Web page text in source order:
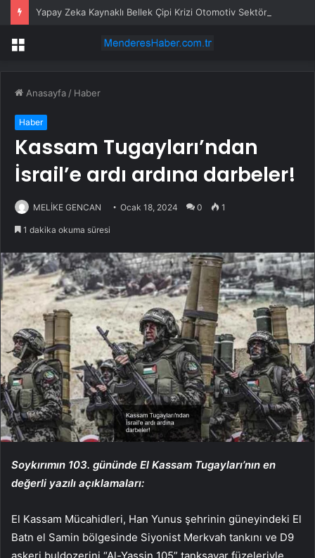
Menü
Anasayfa / Haber
Haber
Kassam Tugayları’ndan
İsrail’e ardı ardına darbeler!
MELİKE GENCAN Ocak 18, 2024 0 1
1 dakika okuma süresi
Soykırımın 103. gününde El Kassam Tugayları’nın en
değerli yazılı açıklamaları:
El Kassam Mücahidleri, Han Yunus şehrinin güneyindeki El
Batn el Samin bölgesinde Siyonist Merkvah tankını ve D9